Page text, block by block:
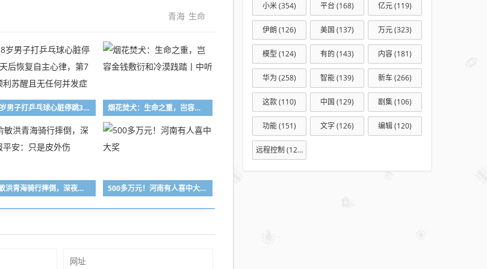
青海 生命
58岁男子打乒乓球心脏停跳3天后恢复自主心律，第7天顺利苏醒且无任何并发症 烟花焚犬：生命之重，岂容金钱敷衍和冷漠践踏丨中听
俞敏洪青海骑行摔倒，深夜报平安：只是皮外伤 500多万元！河南有人喜中大奖
小米(354) 平台 (168) 亿元(119)
伊朗 (126) 美国 (137) 万元(323)
模型 (124) 有的 (143) 内容(181)
华为 (258) 智能(139) 新车(266)
这款(110) 中国 (129) 剧集(106)
功能(151) 文字(126) 编辑(120)
远程控制 (127)